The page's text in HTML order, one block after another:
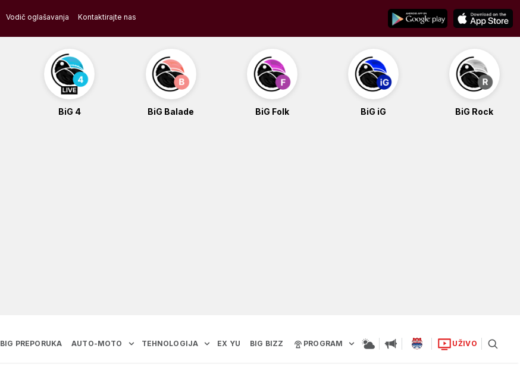
Vodič oglašavanja Kontaktirajte nas
BiG 4 BiG Balade BiG Folk BiG iG BiG Rock
BIG PREPORUKA AUTO-MOTO TEHNOLOGIJA EX YU BIG BIZZ PROGRAM UŽIVO